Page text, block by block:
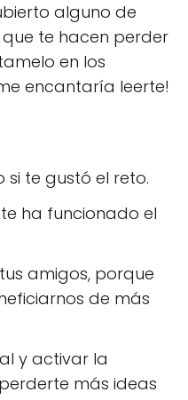
alguno de
que te hacen perder
en los
encantaría leerte!
si te gustó el reto.
ha funcionado el
amigos, porque
de más
y activar la
más ideas